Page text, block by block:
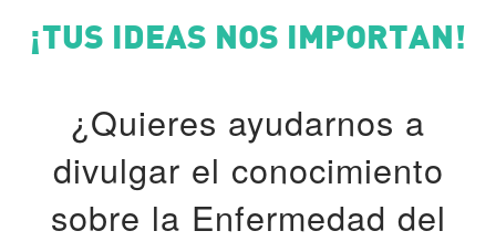
¡TUS IDEAS NOS IMPORTAN!
¿Quieres ayudarnos a
divulgar el conocimiento
sobre la Enfermedad del